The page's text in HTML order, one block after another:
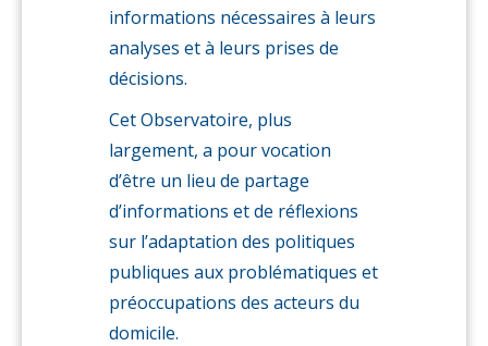
informations nécessaires à leurs
analyses et à leurs prises de
décisions.
Cet Observatoire, plus
largement, a pour vocation
d’être un lieu de partage
d’informations et de réflexions
sur l’adaptation des politiques
publiques aux problématiques et
préoccupations des acteurs du
domicile.